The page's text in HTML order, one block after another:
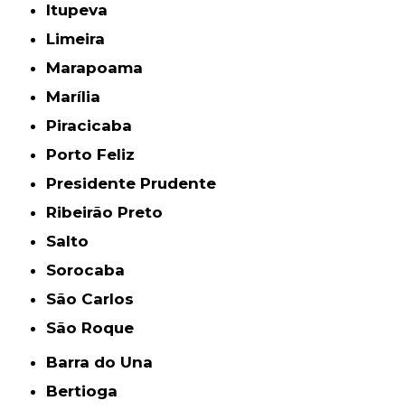
Itupeva
Limeira
Marapoama
Marília
Piracicaba
Porto Feliz
Presidente Prudente
Ribeirão Preto
Salto
Sorocaba
São Carlos
São Roque
Barra do Una
Bertioga